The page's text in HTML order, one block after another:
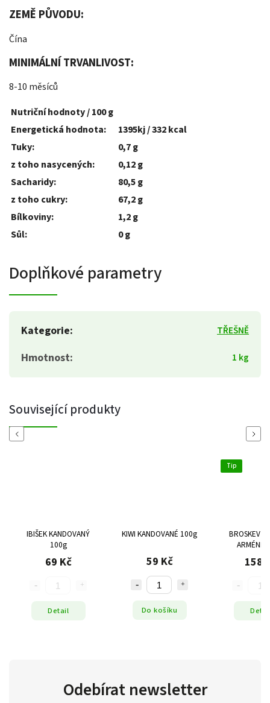
ZEMĚ PŮVODU:
Čína
MINIMÁLNÍ TRVANLIVOST:
8-10 měsíců
Nutriční hodnoty / 100 g
Energetická hodnota:
1395kj / 332 kcal
Tuky:
0,7 g
z toho nasycených:
0,12 g
Sacharidy:
80,5 g
z toho cukry:
67,2 g
Bílkoviny:
1,2 g
Sůl:
0 g
Doplňkové parametry
Kategorie: TŘEŠNĚ
Hmotnost: 1 kg
Související produkty
Previous
IBIŠEK KANDOVANÝ
100g
69 Kč
Detail
KIWI KANDOVANÉ 100g
59 Kč
Do košíku
Tip
BROSKEV
ARMÉNIE
158
Next
Odebírat newsletter